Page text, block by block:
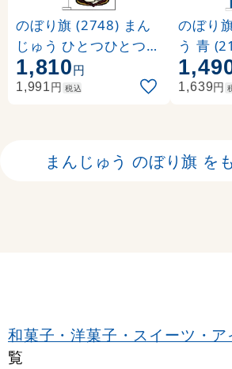
のぼり旗 (2748) まん
じゅう ひとつひとつ丁
寧に作りました
1,810円
1,991円 税込
のぼり
う 青
1,639円
まんじゅう のぼり旗 を
和菓子・洋菓子・スイーツ・ア
覧